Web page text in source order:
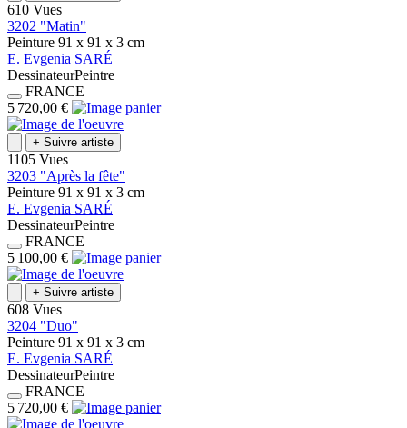
610 Vues
3202 "Matin"
Peinture 91 x 91 x 3 cm
E. Evgenia SARÉ
DessinateurPeintre
FRANCE
5 720,00 €
+ Suivre artiste
1105 Vues
3203 "Après la fête"
Peinture 91 x 91 x 3 cm
E. Evgenia SARÉ
DessinateurPeintre
FRANCE
5 100,00 €
+ Suivre artiste
608 Vues
3204 "Duo"
Peinture 91 x 91 x 3 cm
E. Evgenia SARÉ
DessinateurPeintre
FRANCE
5 720,00 €